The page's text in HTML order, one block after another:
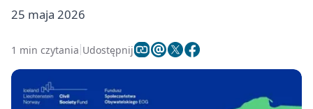
25 maja 2026
1 min czytania Udostępnij